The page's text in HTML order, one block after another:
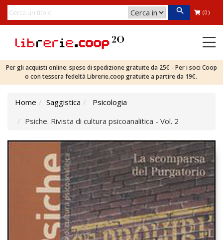
(0)
Per gli acquisti online: spese di spedizione gratuite da 25€ - Per i soci Coop
o con tessera fedeltà Librerie.coop gratuite a partire da 19€.
Home Saggistica
Psicologia
Psiche. Rivista di cultura psicoanalitica - Vol. 2